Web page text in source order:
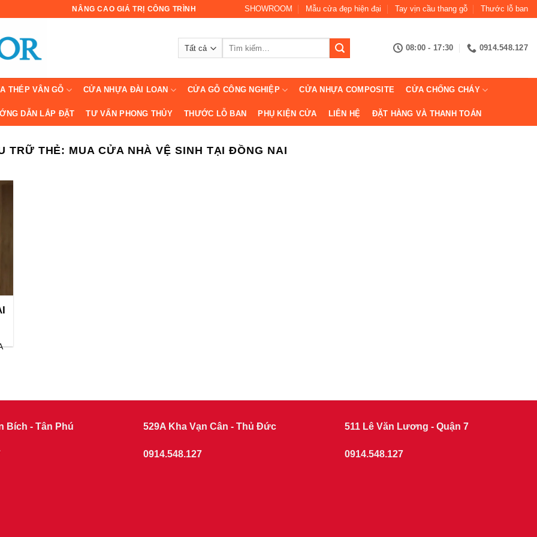
NÂNG CAO GIÁ TRỊ CÔNG TRÌNH SHOWROOM Mẫu cửa đẹp hiện đại Tay vịn cầu thang gỗ Thước lỗ ban
08:00 - 17:30 0914.548.127
THÉP VÂN GỖ CỬA NHỰA ĐÀI LOAN CỬA GỖ CÔNG NGHIỆP CỬA NHỰA COMPOSITE CỬA CHỐNG CHÁY
DẪN LẮP ĐẶT TƯ VẤN PHONG THỦY THƯỚC LỖ BAN PHỤ KIỆN CỬA LIÊN HỆ ĐẶT HÀNG VÀ THANH TOÁN
TRỮ THẺ: MUA CỬA NHÀ VỆ SINH TẠI ĐỒNG NAI
Bích - Tân Phú 529A Kha Vạn Cân - Thủ Đức
0914.548.127
511 Lê Văn Lương - Quận 7
0914.548.127